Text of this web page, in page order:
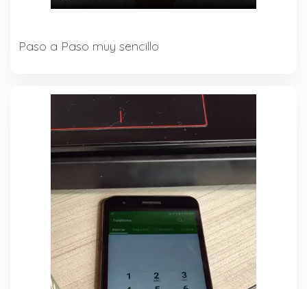
Paso a Paso muy sencillo